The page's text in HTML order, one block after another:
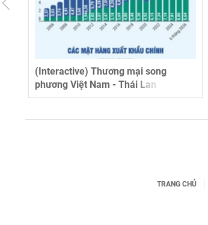
(Interactive) Thương mại song
phương Việt Nam - Thái Lan
TRANG CHỦ